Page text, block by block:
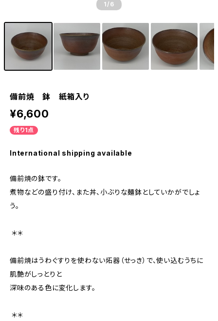
1 /6
備前焼 鉢 紙箱入り
¥6,600
残り1点
International shipping available
備前焼の鉢です。
煮物などの盛り付け、また丼、小ぶりな麺鉢としていかがでしょ
う。
――――――――――――＊＊――――――――――――
備前焼はうわぐすりを使わない炻器（せっき）で、使い込むうちに
肌艶がしっとりと
深味のある色に変化します。
――――――――――――＊＊――――――――――――